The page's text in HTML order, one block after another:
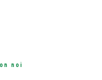
noi